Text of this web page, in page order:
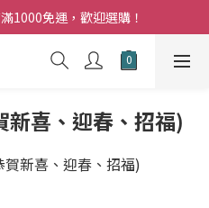
額【贈】乾燥玫瑰乙束
1000免運，歡迎選購！
滿兩萬，皆享9折優惠！
新喜、迎春、招福)
新喜、迎春、招福)